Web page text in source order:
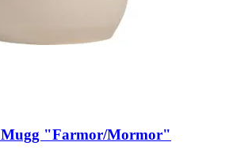
Mugg "Farmor/Mormor"